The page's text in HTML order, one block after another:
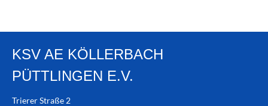
KSV AE KÖLLERBACH
PÜTTLINGEN E.V.
Trierer Straße 2